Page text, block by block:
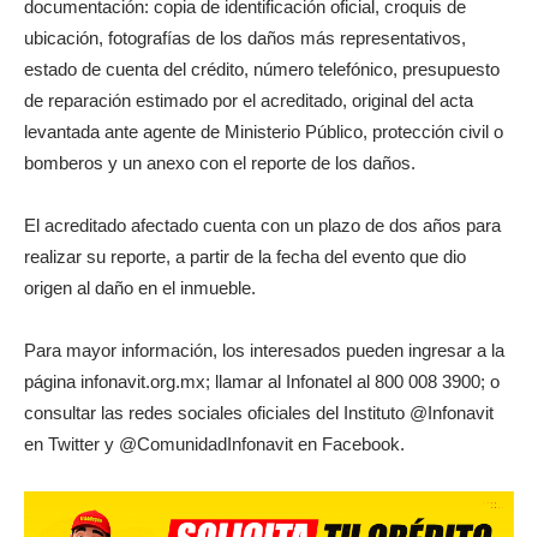
documentación: copia de identificación oficial, croquis de
ubicación, fotografías de los daños más representativos,
estado de cuenta del crédito, número telefónico, presupuesto
de reparación estimado por el acreditado, original del acta
levantada ante agente de Ministerio Público, protección civil o
bomberos y un anexo con el reporte de los daños.
El acreditado afectado cuenta con un plazo de dos años para
realizar su reporte, a partir de la fecha del evento que dio
origen al daño en el inmueble.
Para mayor información, los interesados pueden ingresar a la
página infonavit.org.mx; llamar al Infonatel al 800 008 3900; o
consultar las redes sociales oficiales del Instituto @Infonavit
en Twitter y @ComunidadInfonavit en Facebook.